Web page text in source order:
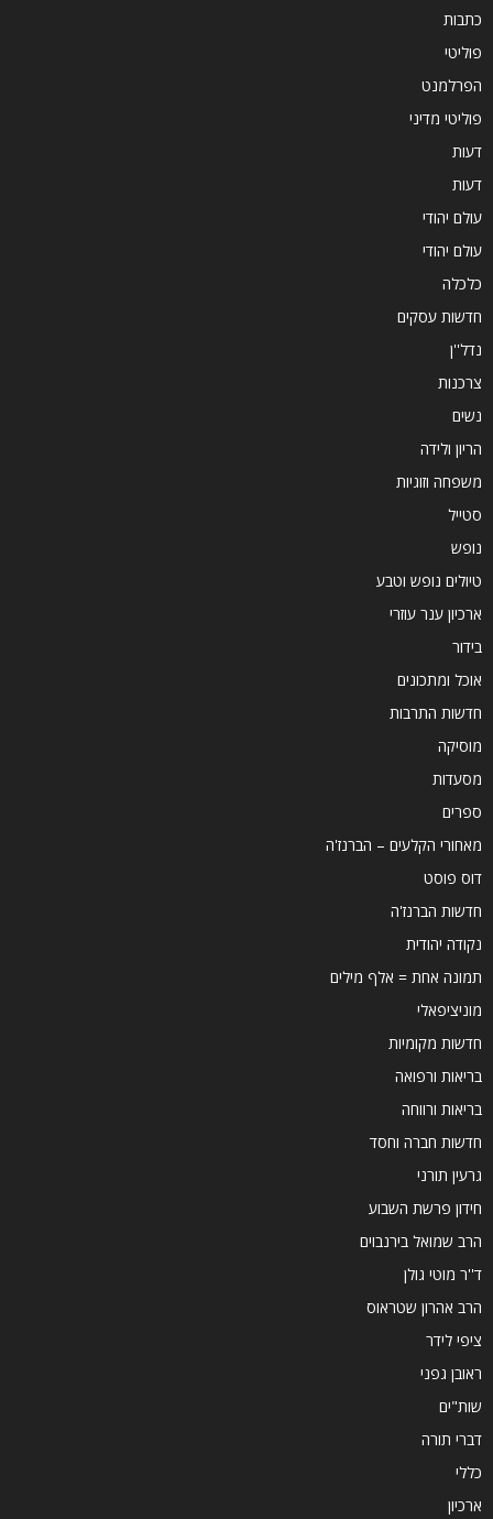
כתבות
פוליטי
הפרלמנט
פוליטי מדיני
דעות
דעות
עולם יהודי
עולם יהודי
כלכלה
חדשות עסקים
נדל''ן
צרכנות
נשים
הריון ולידה
משפחה וזוגיות
סטייל
נופש
טיולים נופש וטבע
ארכיון ענר עוזרי
בידור
אוכל ומתכונים
חדשות התרבות
מוסיקה
מסעדות
ספרים
מאחורי הקלעים – הברנז'ה
דוס פוסט
חדשות הברנז'ה
נקודה יהודית
תמונה אחת = אלף מילים
מוניציפאלי
חדשות מקומיות
בריאות ורפואה
בריאות ורווחה
חדשות חברה וחסד
גרעין תורני
חידון פרשת השבוע
הרב שמואל בירנבוים
ד''ר מוטי גולן
הרב אהרון שטראוס
ציפי לידר
ראובן גפני
שות"ים
דברי תורה
כללי
ארכיון